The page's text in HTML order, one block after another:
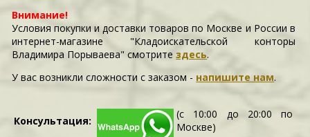
Внимание!
Условия покупки и доставки товаров по Москве и России в
интернет-магазине "Кладоискательской конторы
Владимира Порываева" смотритездесь.
У вас возникли сложности c заказом - напишите нам.
Консультация:
(с 10:00 до 20:00 по
Москве)